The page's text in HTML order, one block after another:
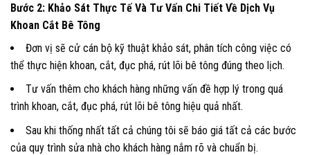
Bước 2: Khảo Sát Thực Tế Và Tư Vấn Chi Tiết Về Dịch Vụ
Khoan Cắt Bê Tông
Đơn vị sẽ cử cán bộ kỹ thuật khảo sát, phân tích công việc có
thể thực hiện khoan, cắt, đục phá, rút lõi bê tông đúng theo lịch.
Tư vấn thêm cho khách hàng những vấn đề hợp lý trong quá
trình khoan, cắt, đục phá, rút lõi bê tông hiệu quả nhất.
Sau khi thống nhất tất cả chúng tôi sẽ báo giá tất cả các bước
của quy trình sửa nhà cho khách hàng nắm rõ và chuẩn bị.